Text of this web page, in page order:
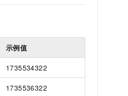
示例值
1735534322
1735536322